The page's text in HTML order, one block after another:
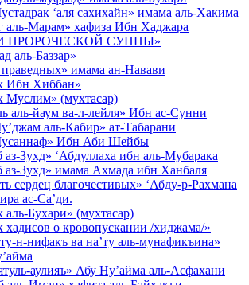
‘аля сахихайн» имама аль-Хакима
аль-Марам» хафиза Ибн Хаджара
ПРОРОЧЕСКОЙ СУННЫ»
аль-Баззар»
имама ан-Навави
Ибн Хиббан»
Муслим» (мухтасар)
аль-йаум ва-л-лейля» Ибн ас-Сунни
аль-Кабир» ат-Табарани
Ибн Аби Шейбы
аз-Зухд» ‘Абдуллаха ибн аль-Мубарака
аз-Зухд» имама Ахмада ибн Ханбаля
сердец благочестивых» ‘Абду-р-Рахмана
ас-Са’ди.
аль-Бухари» (мухтасар)
хадисов о кровопускании /хиджама/»
н-нифакъ ва на’ту аль-мунафикъина»
аулияъ» Абу Ну’айма аль-Асфахани